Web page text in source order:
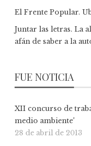
El Frente Popular.
Juntar las letras. La
afán de saber a la
FUE NOTICIA
XII concurso de
medio ambiente'
28 de abril de 2013